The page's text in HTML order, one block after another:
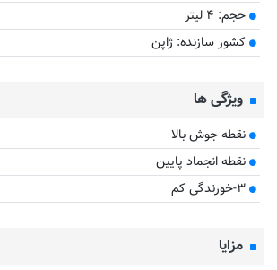
حجم: ۴ لیتر
کشور سازنده: ژاپن
ویژگی ها
نقطه جوش بالا
نقطه انجماد پایین
۳-خورندگی کم
مزایا